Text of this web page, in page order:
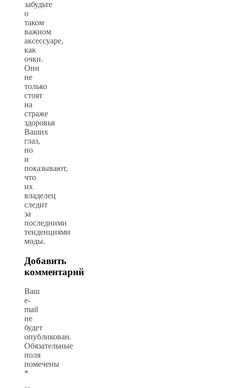
забудьте
о
таком
важном
аксессуаре,
как
очки.
Они
не
только
стоят
на
страже
здоровья
Ваших
глаз,
но
и
показывают,
что
их
владелец
следит
за
последними
тенденциями
моды.
Добавить
комментарий
Ваш
e-
mail
не
будет
опубликован.
Обязательные
поля
помечены
*